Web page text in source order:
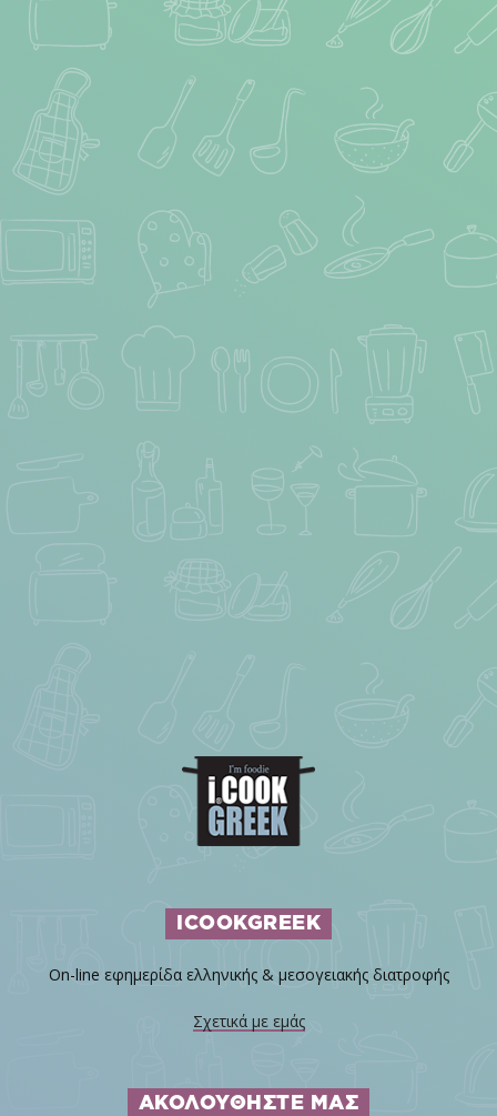
ICOOKGREEK
On-line εφημερίδα ελληνικής & μεσογειακής διατροφής
Σχετικά με εμάς
ΑΚΟΛΟΥΘΗΣΤΕ ΜΑΣ